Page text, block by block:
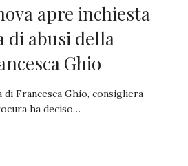
apre inchiesta
di abusi della
Ghio
Francesca Ghio, consigliera
ha deciso…